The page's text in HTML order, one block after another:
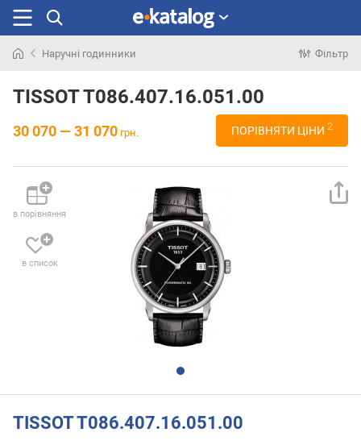
раніше
Наручні годинники Фільтр
TISSOT T086.407.16.051.00
30 070 — 31 070 грн. ПОРІВНЯТИ ЦІНИ 2
в порівняння
в список
TISSOT T086.407.16.051.00